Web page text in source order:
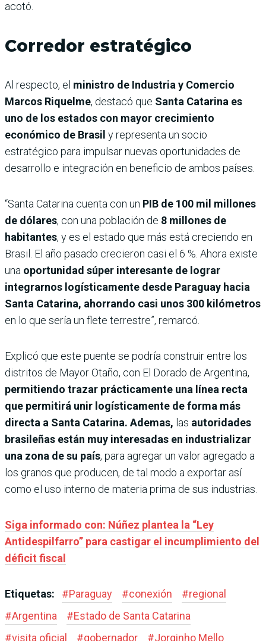
acotó.
Corredor estratégico
Al respecto, el ministro de Industria y Comercio
Marcos Riquelme, destacó que Santa Catarina es
uno de los estados con mayor crecimiento
económico de Brasil y representa un socio
estratégico para impulsar nuevas oportunidades de
desarrollo e integración en beneficio de ambos países.
“Santa Catarina cuenta con un PIB de 100 mil millones
de dólares, con una población de 8 millones de
habitantes, y es el estado que más está creciendo en
Brasil. El año pasado crecieron casi el 6 %. Ahora existe
una oportunidad súper interesante de lograr
integrarnos logísticamente desde Paraguay hacia
Santa Catarina, ahorrando casi unos 300 kilómetros
en lo que sería un flete terrestre”, remarcó.
Explicó que este puente se podría construir entre los
distritos de Mayor Otaño, con El Dorado de Argentina,
permitiendo trazar prácticamente una línea recta
que permitirá unir logísticamente de forma más
directa a Santa Catarina. Ademas, las autoridades
brasileñas están muy interesadas en industrializar
una zona de su país, para agregar un valor agregado a
los granos que producen, de tal modo a exportar así
como el uso interno de materia prima de sus industrias.
Siga informado con: Núñez plantea la “Ley
Antidespilfarro” para castigar el incumplimiento del
déficit fiscal
Etiquetas: #Paraguay #conexión #regional
#Argentina #Estado de Santa Catarina
#visita oficial #gobernador #Jorginho Mello